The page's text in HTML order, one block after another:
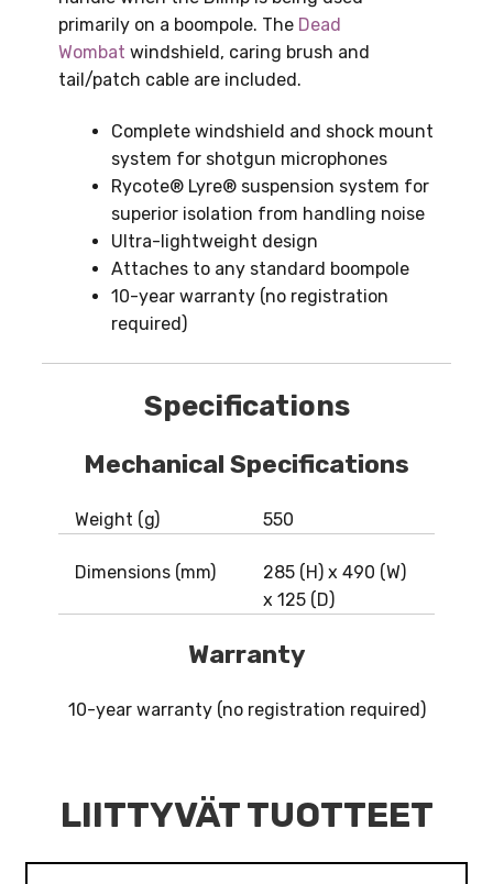
primarily on a boompole. The Dead
Wombat windshield, caring brush and
tail/patch cable are included.
Complete windshield and shock mount
system for shotgun microphones
Rycote® Lyre® suspension system for
superior isolation from handling noise
Ultra-lightweight design
Attaches to any standard boompole
10-year warranty (no registration
required)
Specifications
Mechanical Specifications
Weight (g) 550
Dimensions (mm)
285 (H) x 490 (W)
x 125 (D)
Warranty
10-year warranty (no registration required)
LIITTYVÄT TUOTTEET